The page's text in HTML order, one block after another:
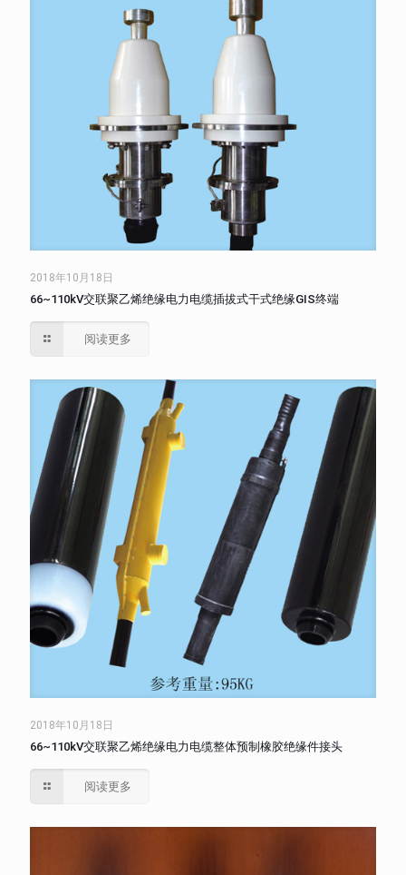
2018年10月18日
66~110kV交联聚乙烯绝缘电力电缆插拔式干式绝缘GIS终端
阅读更多
2018年10月18日
66~110kV交联聚乙烯绝缘电力电缆整体预制橡胶绝缘件接头
阅读更多